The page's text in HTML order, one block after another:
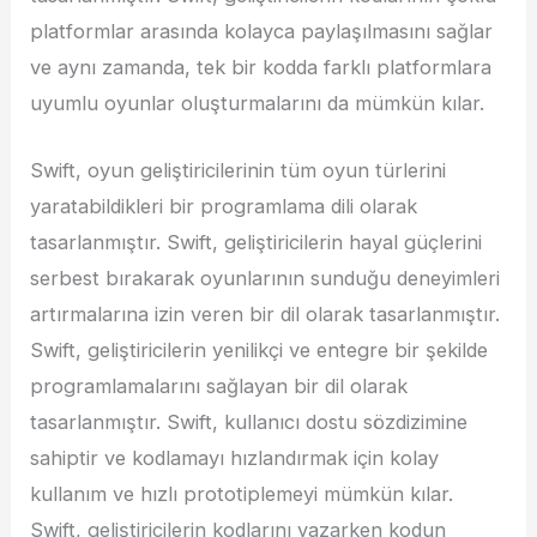
platformlar arasında kolayca paylaşılmasını sağlar
ve aynı zamanda, tek bir kodda farklı platformlara
uyumlu oyunlar oluşturmalarını da mümkün kılar.
Swift, oyun geliştiricilerinin tüm oyun türlerini
yaratabildikleri bir programlama dili olarak
tasarlanmıştır. Swift, geliştiricilerin hayal güçlerini
serbest bırakarak oyunlarının sunduğu deneyimleri
artırmalarına izin veren bir dil olarak tasarlanmıştır.
Swift, geliştiricilerin yenilikçi ve entegre bir şekilde
programlamalarını sağlayan bir dil olarak
tasarlanmıştır. Swift, kullanıcı dostu sözdizimine
sahiptir ve kodlamayı hızlandırmak için kolay
kullanım ve hızlı prototiplemeyi mümkün kılar.
Swift, geliştiricilerin kodlarını yazarken kodun